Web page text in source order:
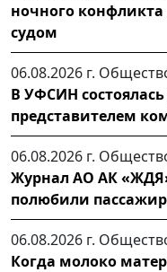
ночного
судом
06.08.2026 г.
В УФСИН
представителем
06.08.2026 г.
Журнал АО АК
полюбили
06.08.2026 г.
Когда молоко